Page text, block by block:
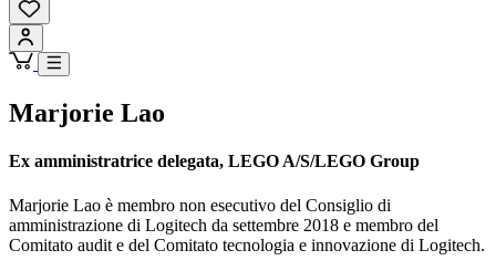
Marjorie Lao
Ex amministratrice delegata, LEGO A/S/LEGO Group
Marjorie Lao è membro non esecutivo del Consiglio di
amministrazione di Logitech da settembre 2018 e membro del
Comitato audit e del Comitato tecnologia e innovazione di Logitech.